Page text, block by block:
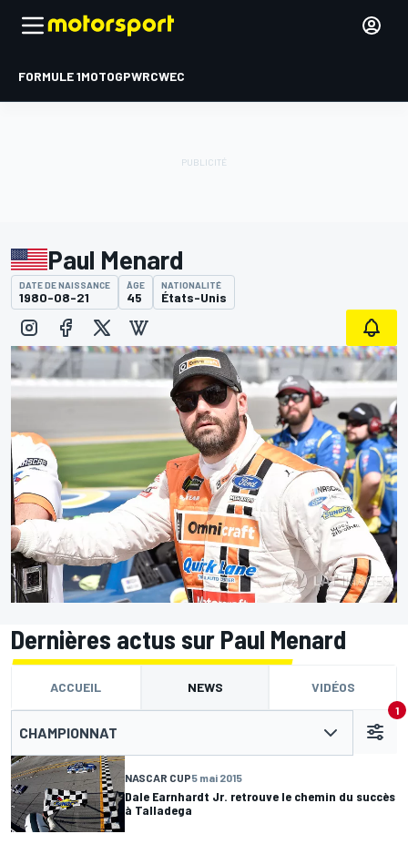
FORMULE 1MOTOGPWRCWEC
Paul Menard
DATE DE NAISSANCE
1980-08-21
ÂGE
45
NATIONALITÉ
États-Unis
Dernières actus sur Paul Menard
ACCUEIL NEWS VIDÉOS
CHAMPIONNAT
1
NASCAR CUP5 mai 2015
Dale Earnhardt Jr. retrouve le chemin du succès
à Talladega